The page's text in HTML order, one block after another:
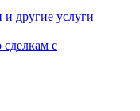
и другие услуги
с